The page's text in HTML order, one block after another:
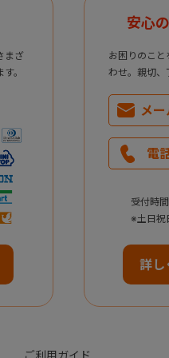
まざ
。
安心
お困りのこ
わせ。親切、
メ
電
受付時
※土日祝
詳し
ご利用ガイド